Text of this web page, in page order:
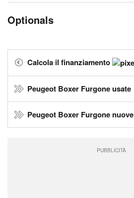
Optionals
Calcola il finanziamento
Peugeot Boxer Furgone usate
Peugeot Boxer Furgone nuove
PUBBLICITÀ